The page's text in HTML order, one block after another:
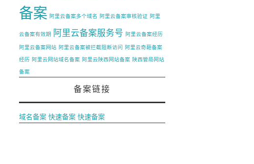
备案 阿里云备案多个域名 阿里云备案审核验证 阿里
云备案有效期 阿里云备案服务号 阿里云备案经历
阿里云备案网站 阿里云备案被拦截阻断访问 阿里云奇葩备案
经历 阿里云网站域名备案 阿里云陕西网站备案 陕西管局网站
备案
备案链接
域名备案 快速备案 快速备案